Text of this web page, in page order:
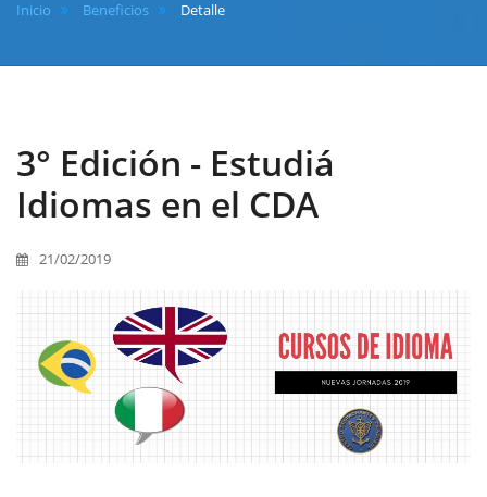
Inicio Beneficios Detalle
3° Edición - Estudiá
Idiomas en el CDA
21/02/2019